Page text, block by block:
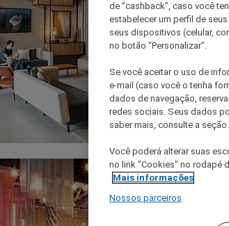
de “cashback”, caso você
estabelecer um perfil de
seus dispositivos (celular,
no botão “Personalizar”.
Se você aceitar o uso de
e-mail (caso você o tenha
dados de navegação,
redes sociais. Seus dados
saber mais, consulte a
Você poderá alterar suas
no link "Cookies" no rodapé
Mais informações
Nossos parceiros